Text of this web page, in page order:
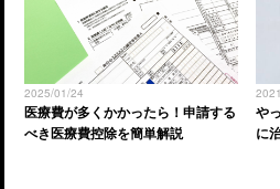
2025/01/24
医療費が多くかかったら！申請する
べき医療費控除を簡単解説
や
に